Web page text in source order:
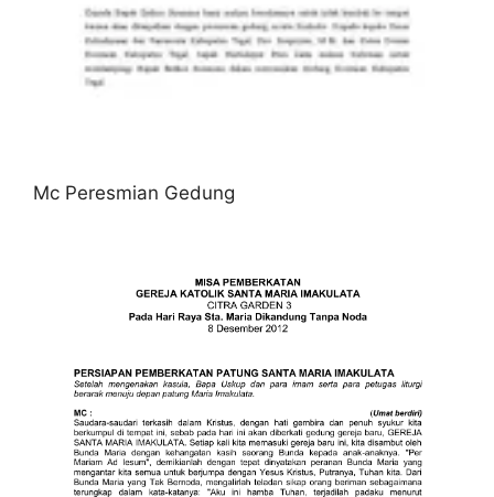
Mc Peresmian Gedung